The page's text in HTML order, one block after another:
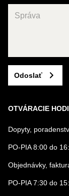
Odoslať
OTVÁRACIE
Dopyty,
PO-PIA 8:00 do
Objednávky,
PO-PIA 7:30 do